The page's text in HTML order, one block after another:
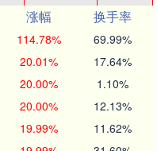
涨幅
换手率
114.78% 69.99%
20.01% 17.64%
20.00% 1.10%
20.00% 12.13%
19.99% 11.62%